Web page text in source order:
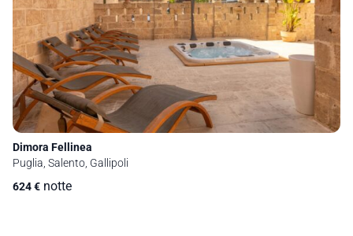
Dimora Fellinea
Puglia, Salento, Gallipoli
624€ notte